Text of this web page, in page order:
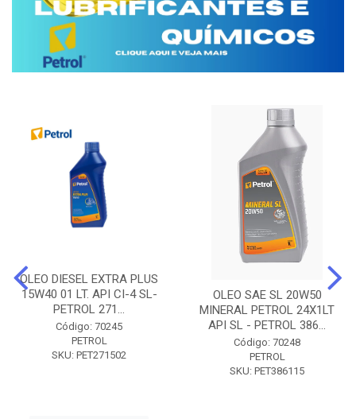
OLEO DIESEL EXTRA PLUS
15W40 01 LT. API CI-4 SL-
PETROL 271...
Código: 70245
PETROL
SKU: PET271502
OLEO SAE SL 20W50
MINERAL PETROL 24X1LT
API SL - PETROL 386...
Código: 70248
PETROL
SKU: PET386115